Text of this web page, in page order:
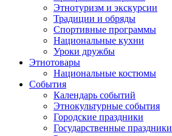
Этнотуризм и экскурсии
Традиции и обряды
Спортивные программы
Национальные кухни
Уроки дружбы
Этнотовары
Национальные костюмы
События
Календарь событий
Этнокультурные события
Городские праздники
Государственные праздники